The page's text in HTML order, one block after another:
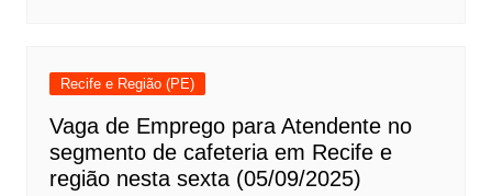
Recife e Região (PE)
Vaga de Emprego para Atendente no
segmento de cafeteria em Recife e
região nesta sexta (05/09/2025)